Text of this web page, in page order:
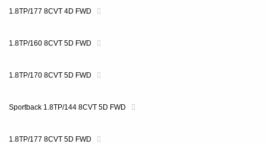
1.8TP/177 8CVT 4D FWD
1.8TP/160 8CVT 5D FWD
1.8TP/170 8CVT 5D FWD
Sportback 1.8TP/144 8CVT 5D FWD
1.8TP/177 8CVT 5D FWD